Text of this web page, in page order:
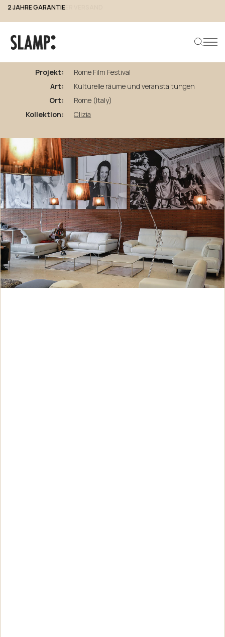
2 JAHRE GARANTIE
Produkt suchen
RomeFilm
Projekt:
Rome Film Festival
Art:
Kulturelle räume und veranstaltungen
Ort:
Rome (Italy)
Kollektion:
Clizia